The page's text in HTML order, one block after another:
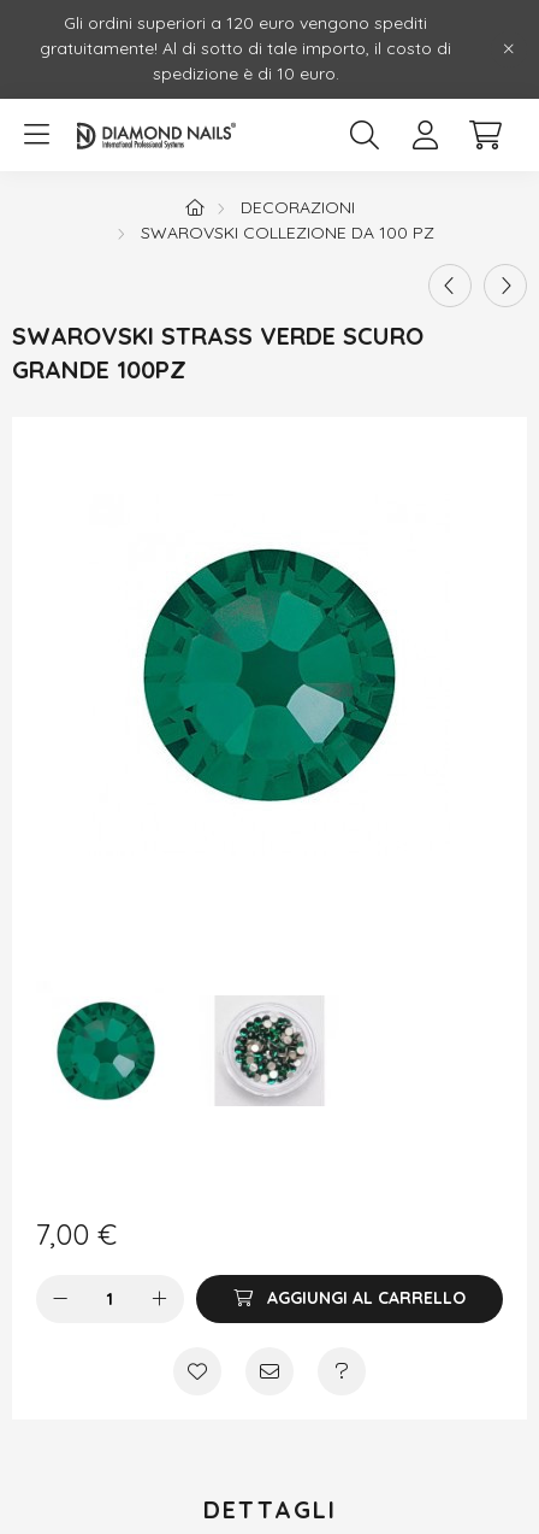
Gli ordini superiori a 120 euro vengono spediti
gratuitamente! Al di sotto di tale importo, il costo di
spedizione è di 10 euro.
DECORAZIONI
SWAROVSKI COLLEZIONE DA 100 PZ
SWAROVSKI STRASS VERDE SCURO
GRANDE 100PZ
7,00 €
AGGIUNGI AL CARRELLO
DETTAGLI